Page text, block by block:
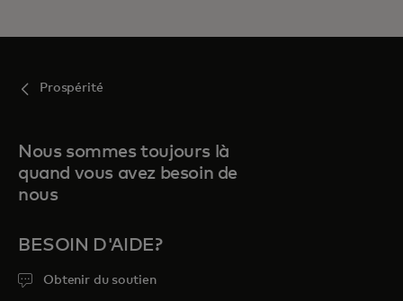
Prospérité
Nous sommes toujours là
quand vous avez besoin de
nous
BESOIN D'AIDE?
Obtenir du soutien